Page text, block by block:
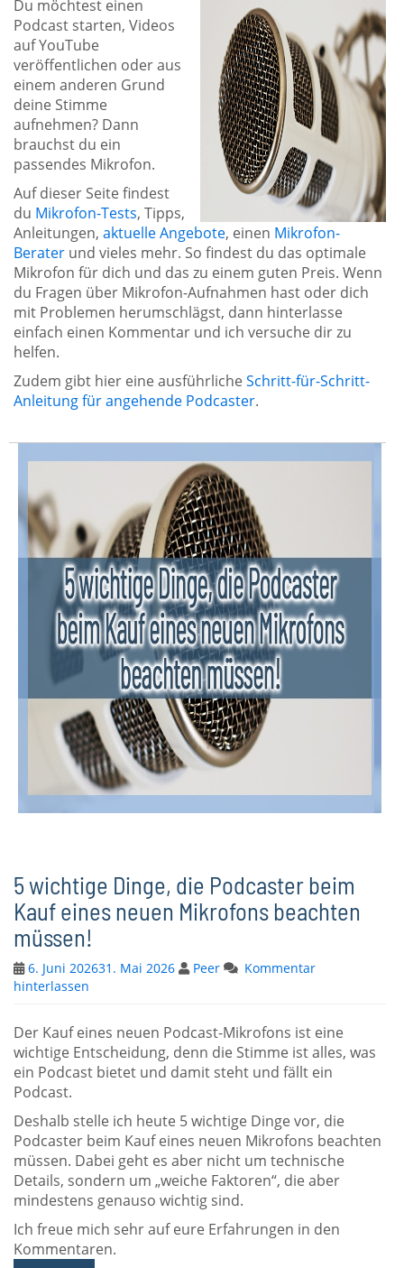
Du möchtest einen
Podcast starten, Videos
auf YouTube
veröffentlichen oder aus
einem anderen Grund
deine Stimme
aufnehmen? Dann
brauchst du ein
passendes Mikrofon.
Auf dieser Seite findest
du Mikrofon-Tests, Tipps,
Anleitungen, aktuelle Angebote, einen Mikrofon-
Berater und vieles mehr. So findest du das optimale
Mikrofon für dich und das zu einem guten Preis. Wenn
du Fragen über Mikrofon-Aufnahmen hast oder dich
mit Problemen herumschlägst, dann hinterlasse
einfach einen Kommentar und ich versuche dir zu
helfen.
Zudem gibt hier eine ausführliche Schritt-für-Schritt-
Anleitung für angehende Podcaster.
5 wichtige Dinge, die Podcaster beim
Kauf eines neuen Mikrofons beachten
müssen!
6. Juni 202631. Mai 2026 Peer
Kommentar
hinterlassen
Der Kauf eines neuen Podcast-Mikrofons ist eine
wichtige Entscheidung, denn die Stimme ist alles, was
ein Podcast bietet und damit steht und fällt ein
Podcast.
Deshalb stelle ich heute 5 wichtige Dinge vor, die
Podcaster beim Kauf eines neuen Mikrofons beachten
müssen. Dabei geht es aber nicht um technische
Details, sondern um „weiche Faktoren“, die aber
mindestens genauso wichtig sind.
Ich freue mich sehr auf eure Erfahrungen in den
Kommentaren.